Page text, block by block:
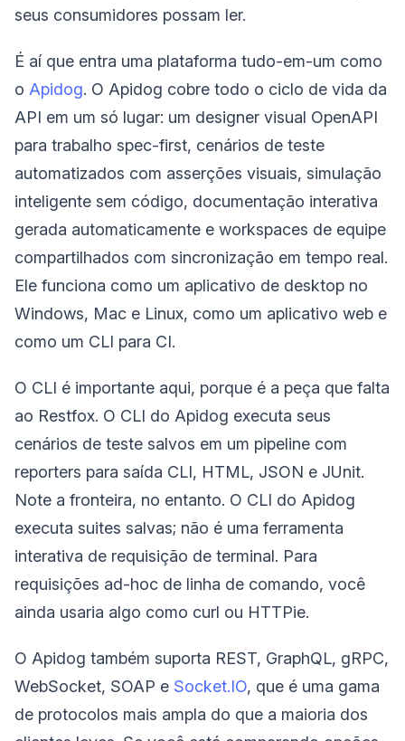
seus consumidores possam ler.
É aí que entra uma plataforma tudo-em-um como
o Apidog. O Apidog cobre todo o ciclo de vida da
API em um só lugar: um designer visual OpenAPI
para trabalho spec-first, cenários de teste
automatizados com asserções visuais, simulação
inteligente sem código, documentação interativa
gerada automaticamente e workspaces de equipe
compartilhados com sincronização em tempo real.
Ele funciona como um aplicativo de desktop no
Windows, Mac e Linux, como um aplicativo web e
como um CLI para CI.
O CLI é importante aqui, porque é a peça que falta
ao Restfox. O CLI do Apidog executa seus
cenários de teste salvos em um pipeline com
reporters para saída CLI, HTML, JSON e JUnit.
Note a fronteira, no entanto. O CLI do Apidog
executa suites salvas; não é uma ferramenta
interativa de requisição de terminal. Para
requisições ad-hoc de linha de comando, você
ainda usaria algo como curl ou HTTPie.
O Apidog também suporta REST, GraphQL, gRPC,
WebSocket, SOAP e Socket.IO, que é uma gama
de protocolos mais ampla do que a maioria dos